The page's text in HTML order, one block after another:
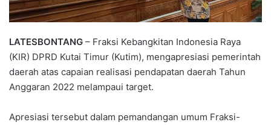
LATESBONTANG – Fraksi Kebangkitan Indonesia Raya
(KIR) DPRD Kutai Timur (Kutim), mengapresiasi pemerintah
daerah atas capaian realisasi pendapatan daerah Tahun
Anggaran 2022 melampaui target.
Apresiasi tersebut dalam pemandangan umum Fraksi-